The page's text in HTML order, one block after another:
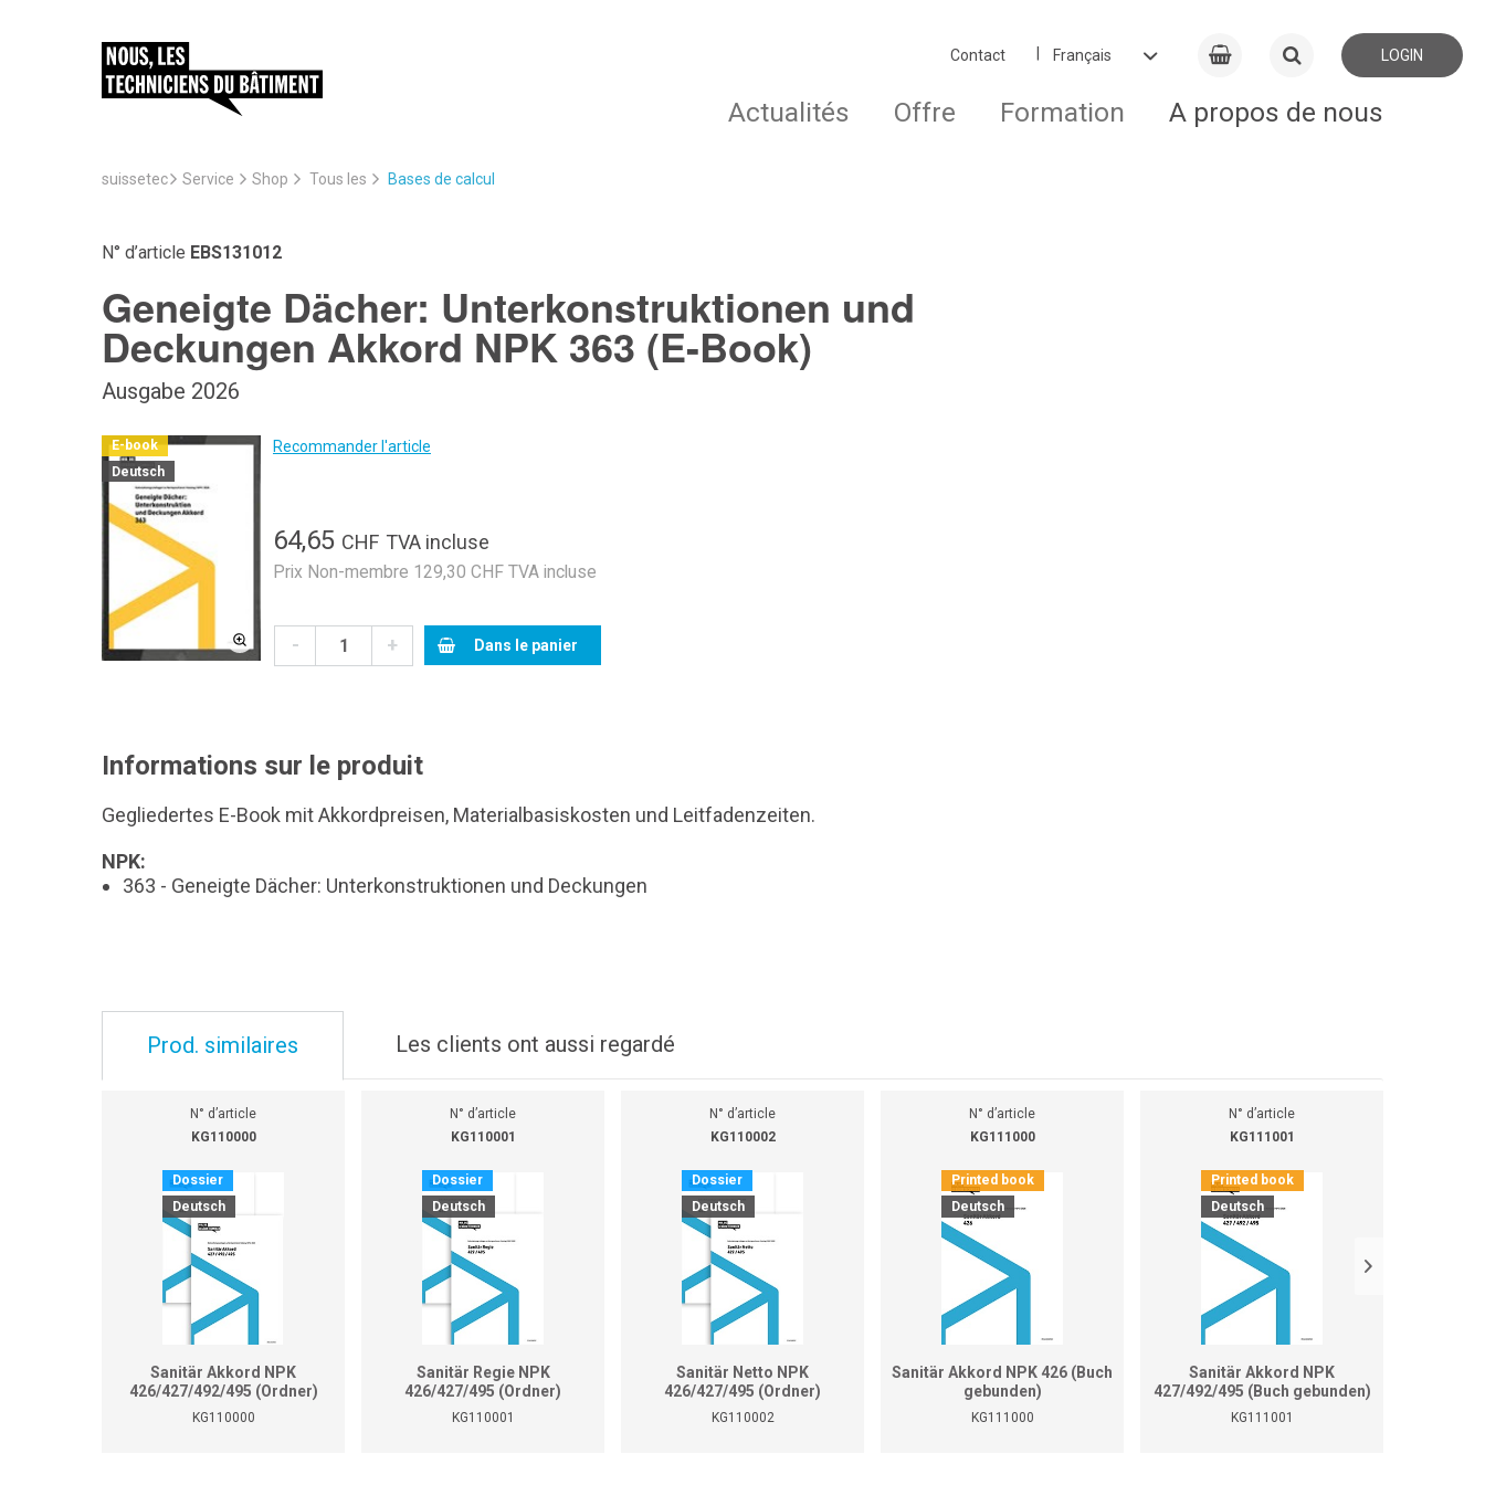
Contact LOGIN
Actualités Offre Formation A propos de nous
suissetec Service Shop Tous les Bases de calcul
N° d’article EBS131012
Geneigte Dächer: Unterkonstruktionen und
Deckungen Akkord NPK 363 (E-Book)
Ausgabe 2026
E-book
Deutsch
Recommander l'article
64,65 CHF TVA incluse
Prix Non-membre 129,30 CHF TVA incluse
- + Dans le panier
Informations sur le produit
Gegliedertes E-Book mit Akkordpreisen, Materialbasiskosten und Leitfadenzeiten.
NPK:
363 - Geneigte Dächer: Unterkonstruktionen und Deckungen
Prod. similaires Les clients ont aussi regardé
N° d’article
KG110000
Dossier
Deutsch
Sanitär Akkord NPK
426/427/492/495 (Ordner)
KG110000
N° d’article
KG110001
Dossier
Deutsch
Sanitär Regie NPK
426/427/495 (Ordner)
KG110001
N° d’article
KG110002
Dossier
Deutsch
Sanitär Netto NPK
426/427/495 (Ordner)
KG110002
N° d’article
KG111000
Printed book
Deutsch
Sanitär Akkord NPK 426 (Buch
gebunden)
KG111000
N° d’article
KG111001
Printed book
Deutsch
Sanitär Akkord NPK
427/492/495 (Buch gebunden)
KG111001